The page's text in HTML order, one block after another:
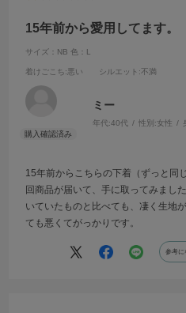
15年前から愛用してます。
サイズ：NB 色：L
着けごこち:悪い シルエット :不満
ミー
年代:40代 性別:女性
15年前からこちらの下着（ずっと同
回商品が届いて、手に取ってみまし
いていたものと比べても、凄く生地
ても悪くてがっかりです。
参考に